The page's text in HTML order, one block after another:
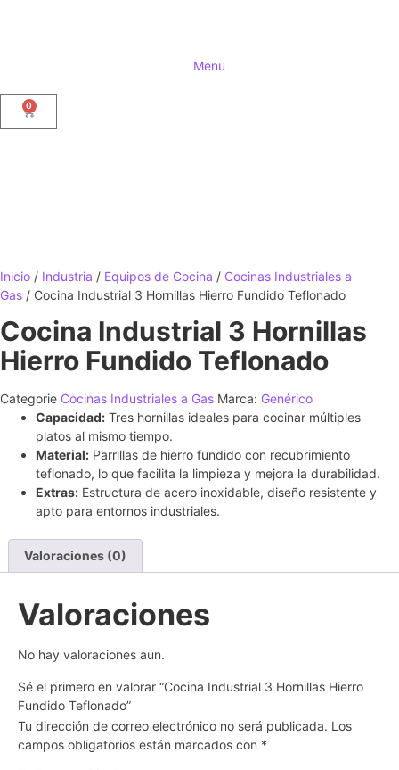
Menu
0
Inicio / Industria / Equipos de Cocina / Cocinas Industriales a
Gas / Cocina Industrial 3 Hornillas Hierro Fundido Teflonado
Cocina Industrial 3 Hornillas
Hierro Fundido Teflonado
Categorie Cocinas Industriales a Gas Marca: Genérico
Capacidad: Tres hornillas ideales para cocinar múltiples
platos al mismo tiempo.
Material: Parrillas de hierro fundido con recubrimiento
teflonado, lo que facilita la limpieza y mejora la durabilidad.
Extras: Estructura de acero inoxidable, diseño resistente y
apto para entornos industriales.
Valoraciones (0)
Valoraciones
No hay valoraciones aún.
Sé el primero en valorar “Cocina Industrial 3 Hornillas Hierro
Fundido Teflonado”
Tu dirección de correo electrónico no será publicada. Los
campos obligatorios están marcados con *